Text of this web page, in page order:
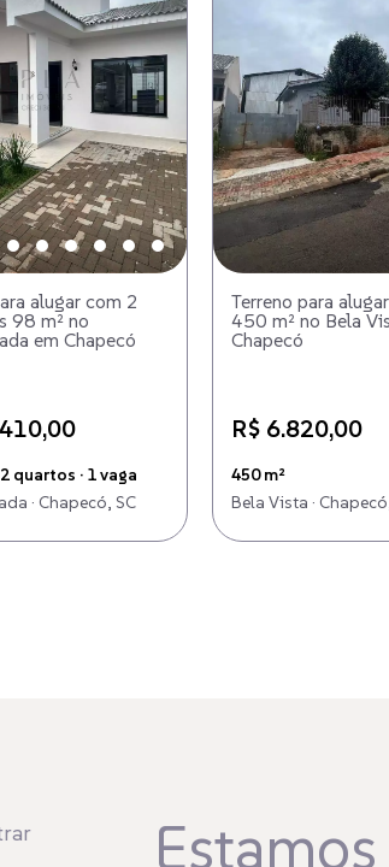
alugar com 2
98 m² no
em Chapecó
2 quartos · 1 vaga
· Chapecó, SC
Terreno para
450 m² no Bela
Chapecó
R$ 6.820,00
450 m²
Bela Vista ·